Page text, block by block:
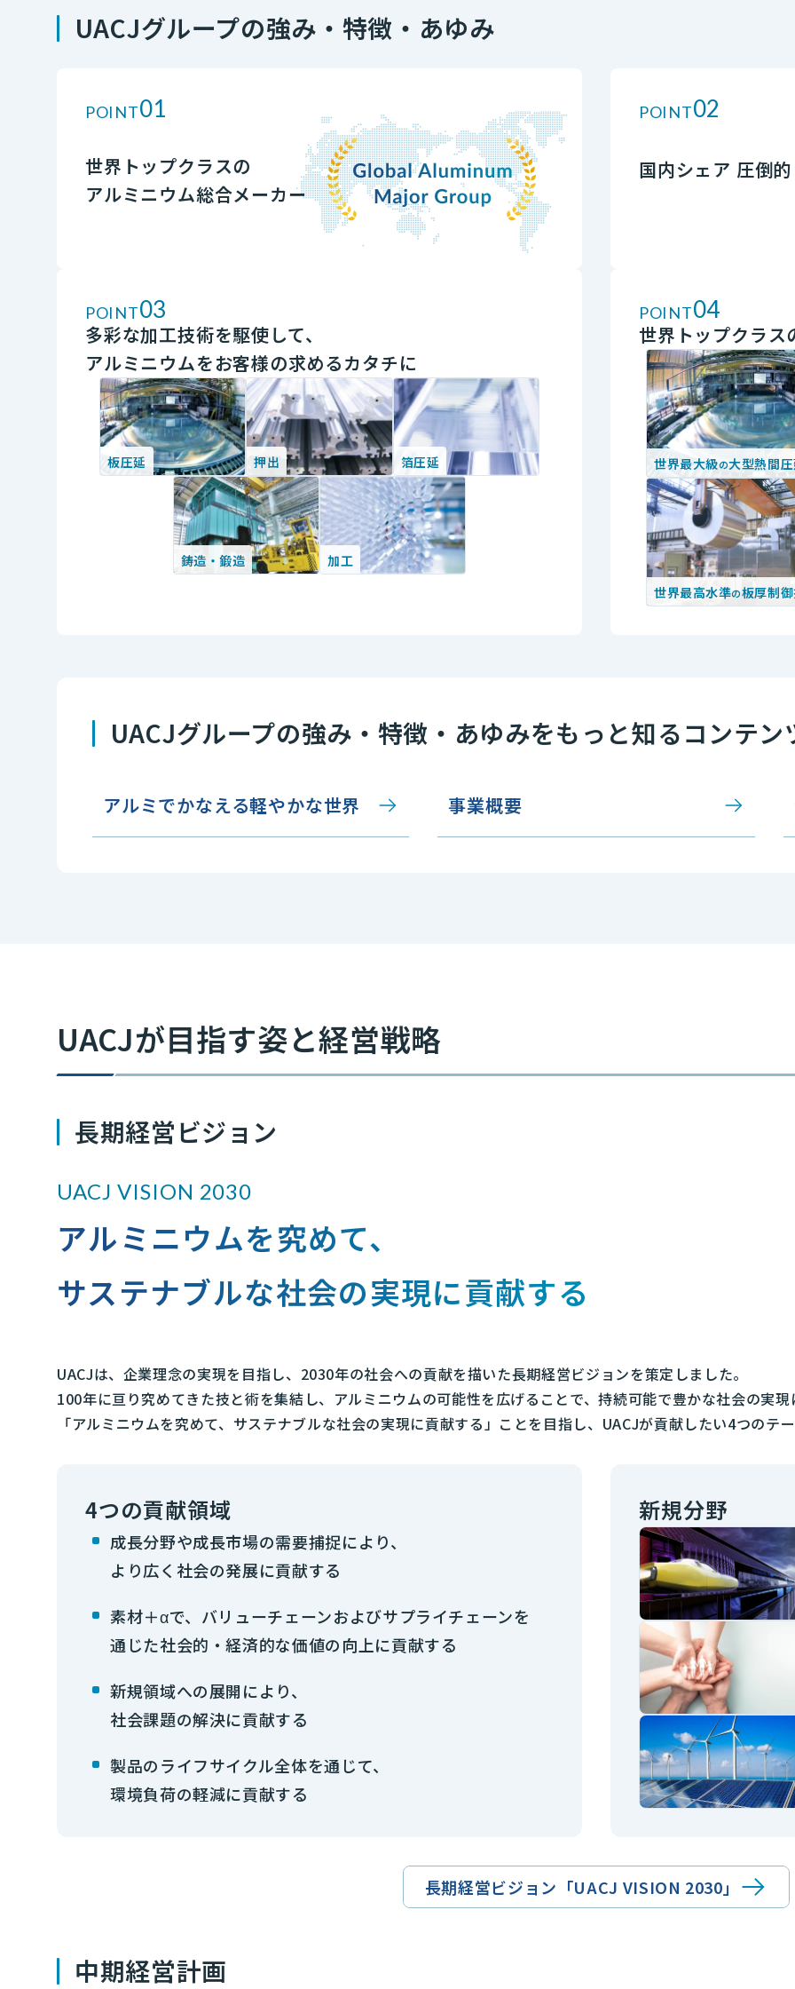
UACJグループの強み・特徴・あゆみ
POINT01
世界トップクラスの
アルミニウム総合メーカー
POINT02
国内シェア 圧倒
POINT03
多彩な加工技術を駆使して、
アルミニウムをお客様の求めるカタチに
板圧延 押出 箔圧延
鋳造・鍛造 加工
POINT04
世界トップクラス
世界最大級の大型熱間
世界最高水準の板厚制
UACJグループの強み・特徴・あゆみをもっと知るコンテン
アルミでかなえる軽やかな世界 事業概要
UACJが目指す姿と経営戦略
長期経営ビジョン
UACJ VISION 2030
アルミニウムを究めて、
サステナブルな社会の実現に貢献する
UACJは、企業理念の実現を目指し、2030年の社会への貢献を描いた長期経営ビジョンを策定しました。
100年に亘り究めてきた技と術を集結し、アルミニウムの可能性を広げることで、持続可能で豊かな社会の実
「アルミニウムを究めて、サステナブルな社会の実現に貢献する」ことを目指し、UACJが貢献したい4つのテ
4つの貢献領域
成長分野や成長市場の需要捕捉により、
より広く社会の発展に貢献する
素材＋αで、バリューチェーンおよびサプライチェーンを
通じた社会的・経済的な価値の向上に貢献する
新規領域への展開により、
社会課題の解決に貢献する
製品のライフサイクル全体を通じて、
環境負荷の軽減に貢献する
新規分野
長期経営ビジョン「UACJ VISION 2030」
中期経営計画